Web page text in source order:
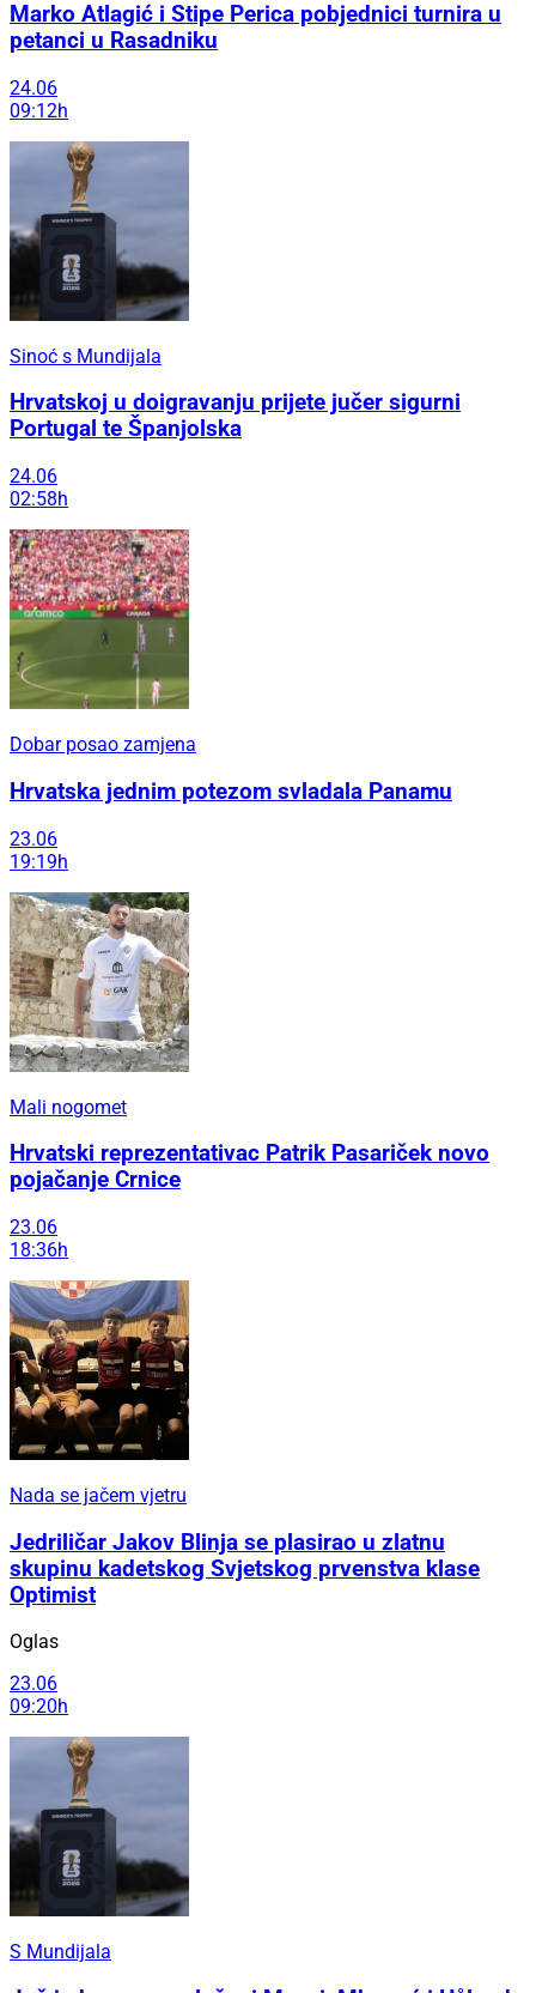
Marko Atlagić i Stipe Perica pobjednici turnira u
petanci u Rasadniku
24.06
09:12h
Sinoć s Mundijala
Hrvatskoj u doigravanju prijete jučer sigurni
Portugal te Španjolska
24.06
02:58h
Dobar posao zamjena
Hrvatska jednim potezom svladala Panamu
23.06
19:19h
Mali nogomet
Hrvatski reprezentativac Patrik Pasariček novo
pojačanje Crnice
23.06
18:36h
Nada se jačem vjetru
Jedriličar Jakov Blinja se plasirao u zlatnu
skupinu kadetskog Svjetskog prvenstva klase
Optimist
Oglas
23.06
09:20h
S Mundijala